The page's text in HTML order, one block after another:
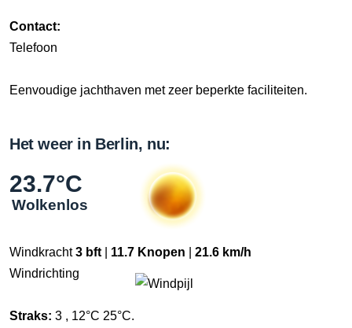
Contact:
Telefoon
Eenvoudige jachthaven met zeer beperkte faciliteiten.
Het weer in Berlin, nu:
23.7°C
Wolkenlos
Windkracht3 bft 11.7 Knopen
21.6 km/h
Windrichting
Straks: 3 , 12°C 25°C.